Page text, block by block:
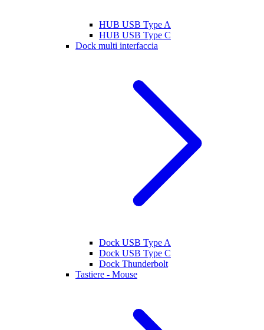
HUB USB Type A
HUB USB Type C
Dock multi interfaccia
Dock USB Type A
Dock USB Type C
Dock Thunderbolt
Tastiere - Mouse